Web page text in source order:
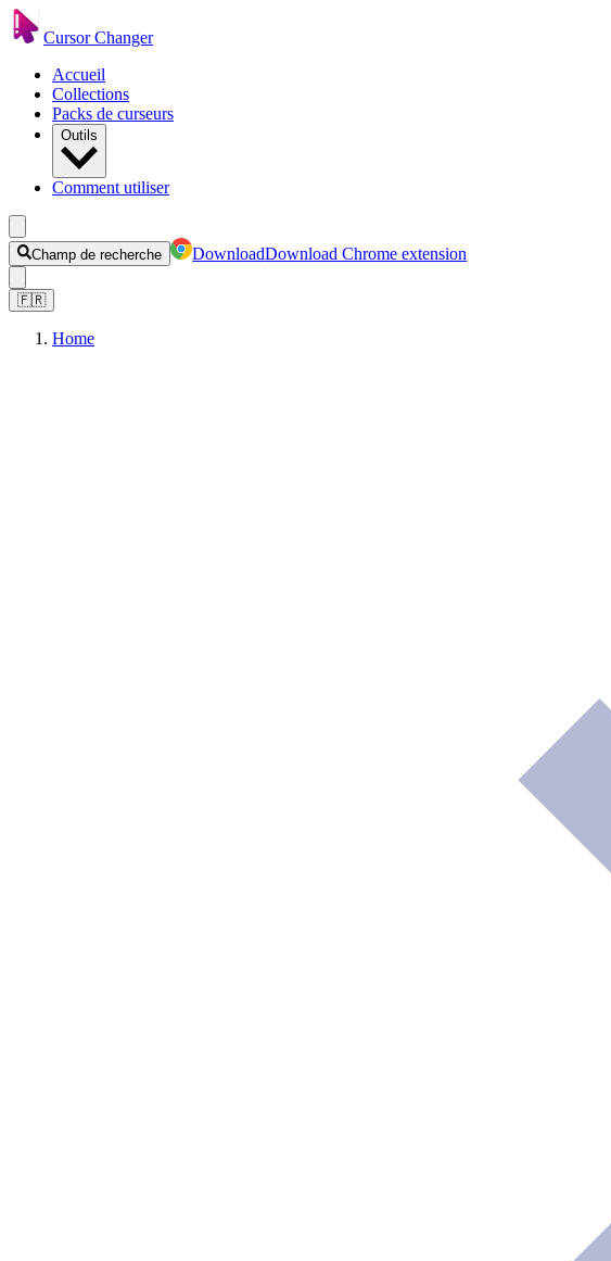
Cursor Changer
Accueil
Collections
Packs de curseurs
Outils
Comment utiliser
Champ de recherche DownloadDownload Chrome extension
🇫🇷
Home